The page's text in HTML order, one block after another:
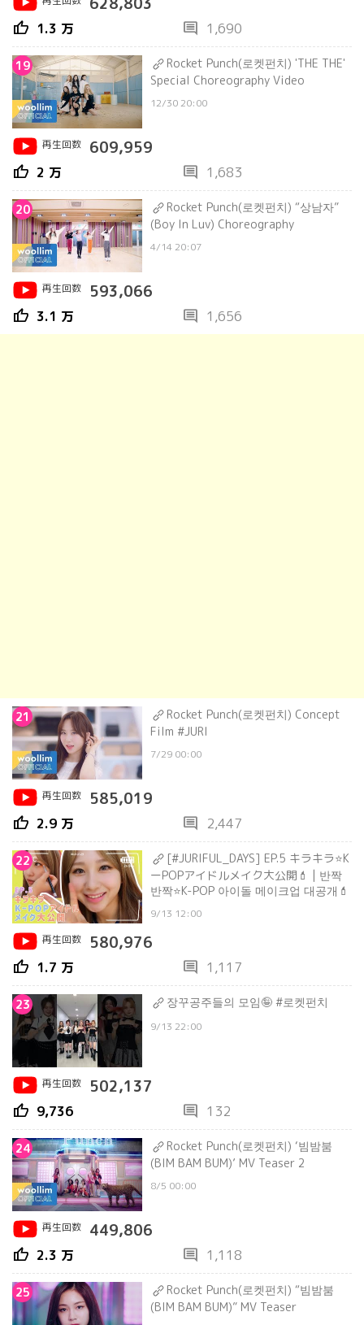
thumb_up 1.3 万 comment 1,690
19
Rocket Punch(로켓펀치) 'THE THE'
Special Choreography Video
12/30 20:00
再生回数 609,959
thumb_up 2 万 comment 1,683
20
Rocket Punch(로켓펀치) “상남자”
(Boy In Luv) Choreography
4/14 20:07
再生回数 593,066
thumb_up 3.1 万 comment 1,656
21
Rocket Punch(로켓펀치) Concept
Film #JURI
7/29 00:00
再生回数 585,019
thumb_up 2.9 万 comment 2,447
22
[#JURIFUL_DAYS] EP.5 キラキラ⭐K
ーPOPアイドルメイク大公開💄 | 반짝
반짝⭐K-POP 아이돌 메이크업 대공개💄
9/13 12:00
再生回数
580,976
thumb_up 1.7 万 comment 1,117
23 장꾸공주들의 모임🤪 #로켓펀치
9/13 22:00
再生回数 502,137
thumb_up 9,736 comment 132
24
Rocket Punch(로켓펀치) ‘빔밤붐
(BIM BAM BUM)’ MV Teaser 2
8/5 00:00
再生回数 449,806
thumb_up 2.3 万 comment 1,118
25
Rocket Punch(로켓펀치) “빔밤붐
(BIM BAM BUM)” MV Teaser